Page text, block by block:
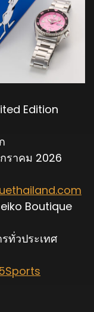
Edition
ราคม 2026
Boutique
ทั่วประเทศ